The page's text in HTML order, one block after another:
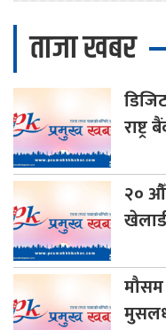
ताजा खबर
२०औँ
मौसम